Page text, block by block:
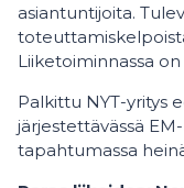
asiantuntijoita.
Liiketoiminnassa
Palkittu NYT-yritys
järjestettävässä
tapahtumassa